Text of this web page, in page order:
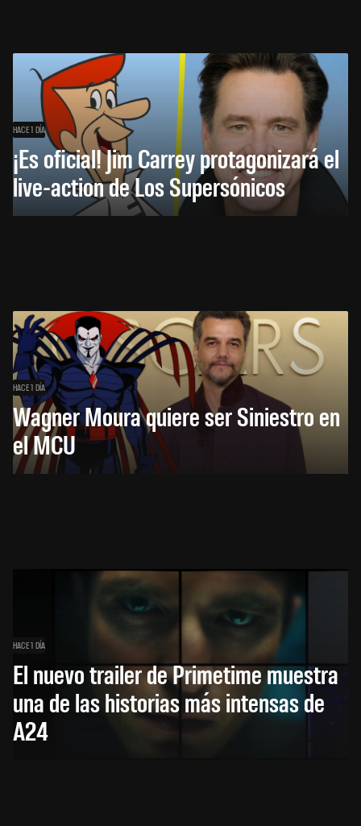
HACE 1 DÍA
¡Es oficial! Jim Carrey protagonizará el
live-action de Los Supersónicos
HACE 1 DÍA
Wagner Moura quiere ser Siniestro en
el MCU
HACE 1 DÍA
El nuevo trailer de Primetime muestra
una de las historias más intensas de
A24